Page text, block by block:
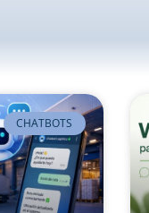
CHATBOTS